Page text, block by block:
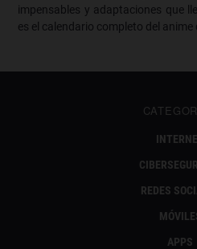
impensables y adaptaciones que
es el calendario completo del anime
REDES
APPS